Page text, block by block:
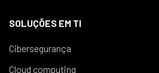
SOLUÇÕES EM TI
Cibersegurança
Cloud computing